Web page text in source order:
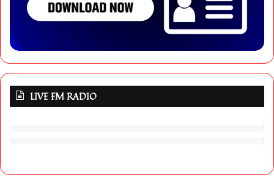
LIVE FM RADIO